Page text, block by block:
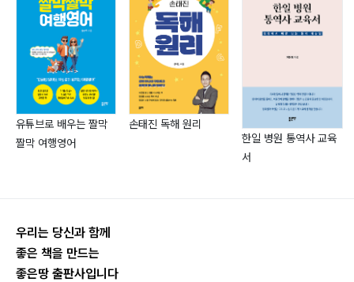
유튜브로 배우는 짤막
짤막 여행영어
손태진 독해 원리
한일 병원 통역사 교육
서
우리는 당신과 함께
좋은 책을 만드는
좋은땅 출판사입니다